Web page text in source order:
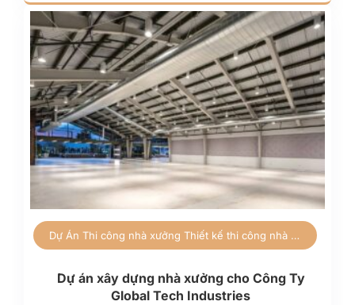
Dự Án Thi công nhà xưởng Thiết kế thi công nhà xưởng
Dự án xây dựng nhà xưởng cho Công Ty
Global Tech Industries